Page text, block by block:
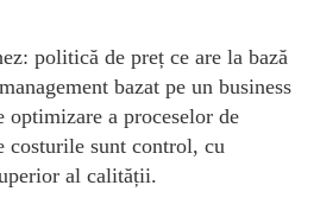
politică de preț ce are la bază
bazat pe un business
a proceselor de
costurile sunt control, cu
al calității.